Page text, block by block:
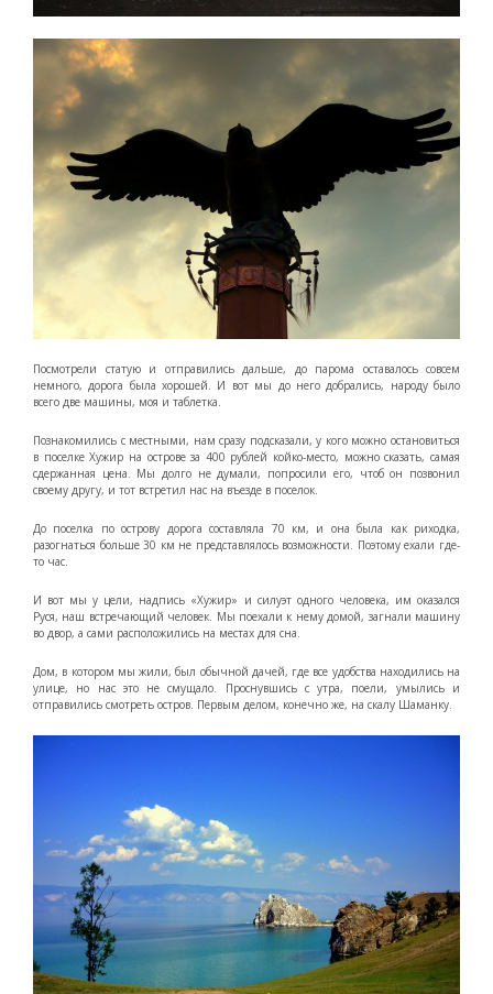
Посмотрели статую и отправились дальше, до парома оставалось совсем
немного, дорога была хорошей. И вот мы до него добрались, народу было
всего две машины, моя и таблетка.
Познакомились с местными, нам сразу подсказали, у кого можно остановиться
в поселке Хужир на острове за 400 рублей койко-место, можно сказать, самая
сдержанная цена. Мы долго не думали, попросили его, чтоб он позвонил
своему другу, и тот встретил нас на въезде в поселок.
До поселка по острову дорога составляла 70 км, и она была как риходка,
разогнаться больше 30 км не представлялось возможности. Поэтому ехали где-
то час.
И вот мы у цели, надпись «Хужир» и силуэт одного человека, им оказался
Руся, наш встречающий человек. Мы поехали к нему домой, загнали машину
во двор, а сами расположились на местах для сна.
Дом, в котором мы жили, был обычной дачей, где все удобства находились на
улице, но нас это не смущало. Проснувшись с утра, поели, умылись и
отправились смотреть остров. Первым делом, конечно же, на скалу Шаманку.